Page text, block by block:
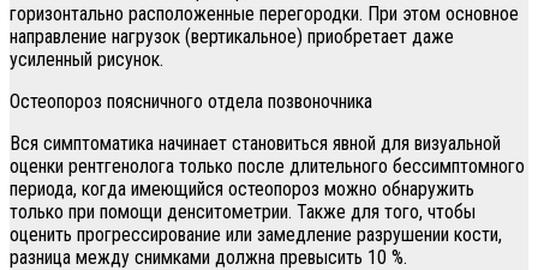
горизонтально расположенные перегородки. При этом основное
направление нагрузок (вертикальное) приобретает даже
усиленный рисунок.
Остеопороз поясничного отдела позвоночника
Вся симптоматика начинает становиться явной для визуальной
оценки рентгенолога только после длительного бессимптомного
периода, когда имеющийся остеопороз можно обнаружить
только при помощи денситометрии. Также для того, чтобы
оценить прогрессирование или замедление разрушении кости,
разница между снимками должна превысить 10 %.